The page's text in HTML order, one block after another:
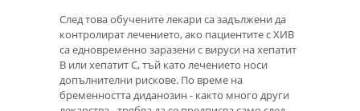
След това обучените лекари са задължени да
контролират лечението, ако пациентите с ХИВ
са едновременно заразени с вируси на хепатит
В или хепатит С, тъй като лечението носи
допълнителни рискове. По време на
бременността диданозин - както много други